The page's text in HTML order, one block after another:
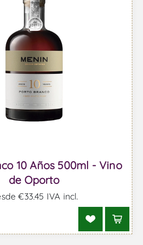
10 Años 500ml - Vino
de Oporto
€33,45 IVA incl.